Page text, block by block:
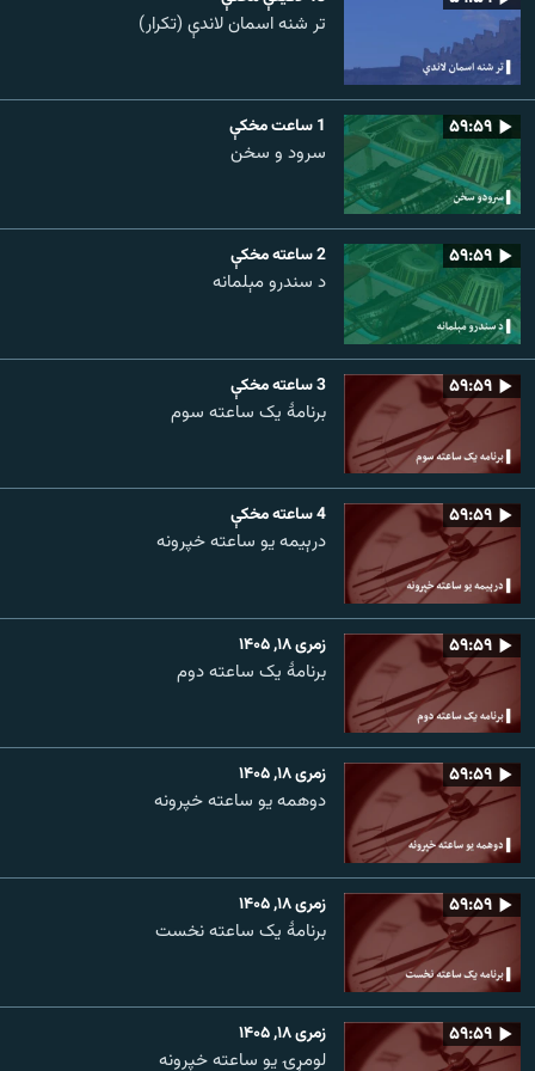
تر شنه اسمان لاندې (تکرار)
۵۹:۵۹ 1 ساعت مخکې
سرود و سخن
۵۹:۵۹ 2 ساعته مخکې
د سندرو مېلمانه
۵۹:۵۹ 3 ساعته مخکې
برنامۀ یک ساعته سوم
۵۹:۵۹ 4 ساعته مخکې
درېیمه یو ساعته خپرونه
۵۹:۵۹ زمری ۱۸, ۱۴۰۵
برنامۀ یک ساعته دوم
۵۹:۵۹ زمری ۱۸, ۱۴۰۵
دوهمه یو ساعته خپرونه
۵۹:۵۹ زمری ۱۸, ۱۴۰۵
برنامۀ یک ساعته نخست
۵۹:۵۹ زمری ۱۸, ۱۴۰۵
لومړۍ یو ساعته خپرونه